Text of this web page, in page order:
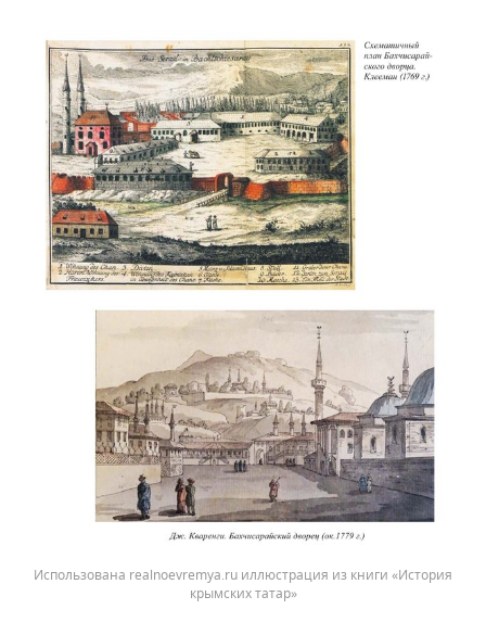
Использована realnoevremya.ru иллюстрация из книги «История
крымских татар»